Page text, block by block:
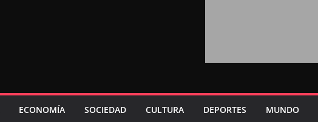
ECONOMÍA SOCIEDAD CULTURA DEPORTES MUNDO